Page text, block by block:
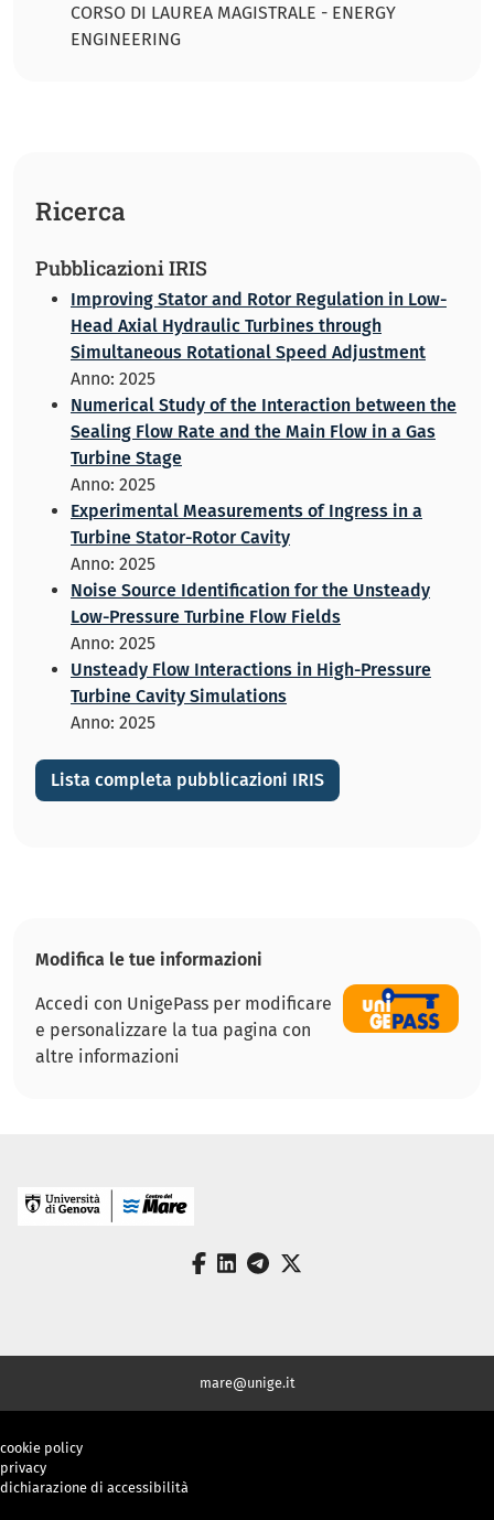
CORSO DI LAUREA MAGISTRALE - ENERGY
ENGINEERING
Ricerca
Pubblicazioni IRIS
Improving Stator and Rotor Regulation in Low-
Head Axial Hydraulic Turbines through
Simultaneous Rotational Speed Adjustment
Anno: 2025
Numerical Study of the Interaction between the
Sealing Flow Rate and the Main Flow in a Gas
Turbine Stage
Anno: 2025
Experimental Measurements of Ingress in a
Turbine Stator-Rotor Cavity
Anno: 2025
Noise Source Identification for the Unsteady
Low-Pressure Turbine Flow Fields
Anno: 2025
Unsteady Flow Interactions in High-Pressure
Turbine Cavity Simulations
Anno: 2025
Lista completa pubblicazioni IRIS
Modifica le tue informazioni
Accedi con UnigePass per modificare
e personalizzare la tua pagina con
altre informazioni
facebook
linkedin
telegram
mare@unige.it
cookie policy
privacy
dichiarazione di accessibilità